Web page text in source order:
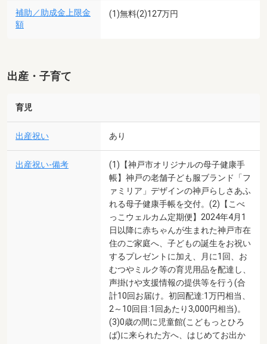
補助／助成金上限金
額
(1)無料(2)127万円
出産・子育て
育児
出産祝い あり
出産祝い-備考
(1)【神戸市オリジナルの母子健康手
帳】神戸の老舗子ども服ブランド「フ
ァミリア」デザインの神戸らしさあふ
れる母子健康手帳を交付。(2)【こべ
っこウェルカム定期便】2024年4月1
日以降に赤ちゃんが生まれた神戸市在
住のご家庭へ、子どもの誕生をお祝い
するプレゼントに加え、月に1回、お
むつやミルク等の育児用品を配達し、
声掛けや支援情報の提供等を行う(合
計10回お届け。初回配達:1万円相当、
2～10回目:1回あたり3,000円相当)。
(3)0歳の間に児童館(こどもっとひろ
ば)に来られた方へ、はじめてお出か